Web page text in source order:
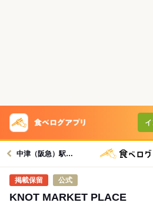
中津（阪急）駅グルメへ
公式
KNOT MARKET PLACE